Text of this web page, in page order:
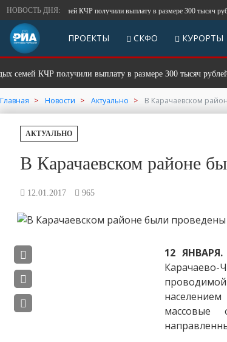
НОВОСТЬ ДНЯ:
молодых семей КЧР получили выплату в размере 300 тысяч рублей
ПРОЕКТЫ СКФО КУРОРТЫ
КЧР получили выплату в размере 300 тысяч рублей на
Главная Новости Актуально В Карачаевском
АКТУАЛЬНО
В Карачаевском районе
12.01.2017 965
12
массовые